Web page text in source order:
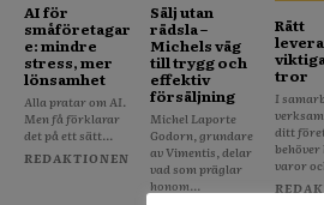
AI för
småföretagar
e: mindre
stress, mer
lönsamhet
Alla pratar om AI.
Men få förklarar
det på ett sätt...
REDAKTIONEN
Sälj utan
rädsla –
Michels väg
till trygg och
effektiv
försäljning
Michel Laporte
Godorn, grundare
av Vimentis, delar
vad som präglar
honom...
Rätt
tror
I
ditt
varor